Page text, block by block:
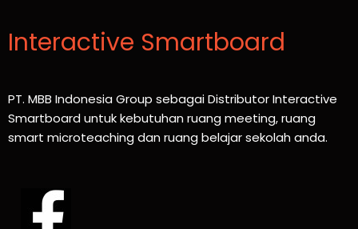
Interactive Smartboard
PT. MBB Indonesia Group sebagai Distributor Interactive
Smartboard untuk kebutuhan ruang meeting, ruang
smart microteaching dan ruang belajar sekolah anda.